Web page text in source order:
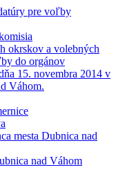
pre voľby
okrskov a volebných
do orgánov
15. novembra 2014 v
Váhom.
mesta Dubnica nad
nad Váhom